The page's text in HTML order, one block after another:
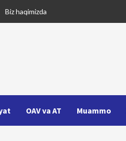
Biz haqimizda
OAV va AT Muammo